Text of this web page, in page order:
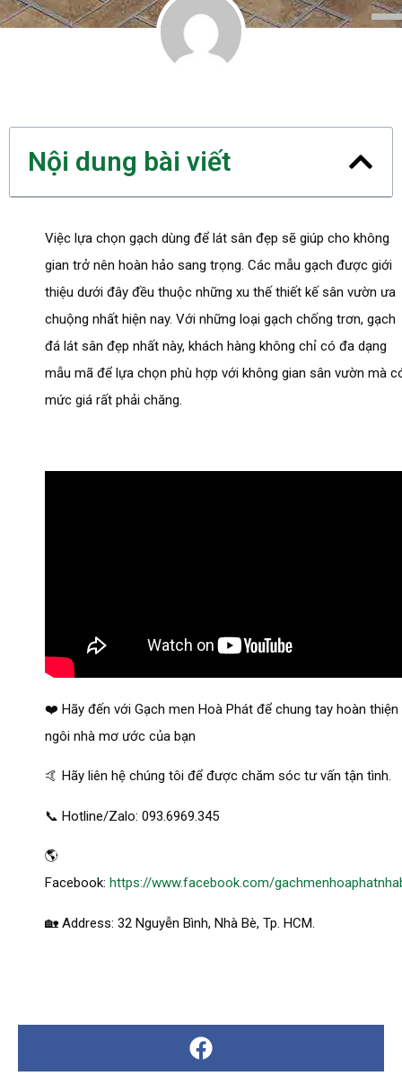
Nội dung bài viết
Việc lựa chọn gạch dùng để lát sân đẹp sẽ giúp cho không
gian trở nên hoàn hảo sang trọng. Các mẫu gạch được giới
thiệu dưới đây đều thuộc những xu thế thiết kế sân vườn ưa
chuộng nhất hiện nay. Với những loại gạch chống trơn, gạch
đá lát sân đẹp nhất này, khách hàng không chỉ có đa dạng
mẫu mã để lựa chọn phù hợp với không gian sân vườn mà
mức giá rất phải chăng.
❤️ Hãy đến với Gạch men Hoà Phát để chung tay hoàn thiện
ngôi nhà mơ ước của bạn
🤙 Hãy liên hệ chúng tôi để được chăm sóc tư vấn tận tình.
📞 Hotline/Zalo: 093.6969.345
🌎
Facebook: https://www.facebook.com/
🏡 Address: 32 Nguyễn Bình, Nhà Bè, Tp. HCM.